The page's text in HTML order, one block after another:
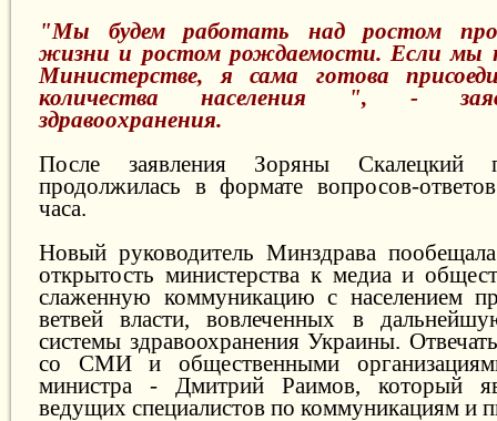
"Мы будем работать над ростом
жизни и ростом рождаемости. Если мы
Министерстве, я сама готова
количества населения ", -
здравоохранения.
После заявления Зоряны Скалецкий
продолжилась в формате вопросов-
часа.
Новый руководитель Минздрава
открытость министерства к медиа и
слаженную коммуникацию с населением
ветвей власти, вовлеченных в
системы здравоохранения Украины.
со СМИ и общественными
министра - Дмитрий Раимов, который
ведущих специалистов по коммуникациям и